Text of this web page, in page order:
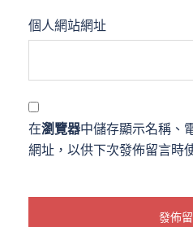
個人網站網址
在瀏覽器中儲存顯示名稱、
網址，以供下次發佈留言時